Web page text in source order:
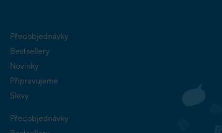
Předobjednávky
Bestsellery
Novinky
Připravujeme
Slevy
Předobjednávky